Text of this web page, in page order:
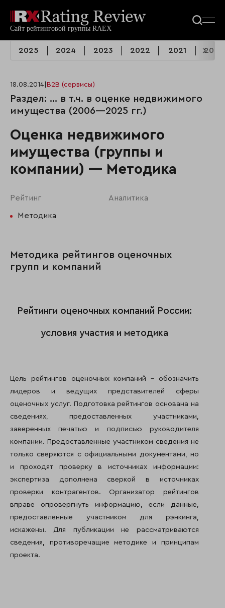
2025 2024 2023 2022 2021 2020
18.08.2014 B2B (сервисы)
Раздел: ... в т.ч. в оценке недвижимого
имущества (2006—2025 гг.)
Оценка недвижимого
имущества (группы и
компании) — Методика
Рейтинг Аналитика
Методика
Методика рейтингов оценочных
групп и компаний
Рейтинги оценочных компаний России:
условия участия и методика
Цель рейтингов оценочных компаний – обозначить
лидеров и ведущих представителей сферы
оценочных услуг. Подготовка рейтингов основана на
сведениях, предоставленных участниками,
заверенных печатью и подписью руководителя
компании. Предоставленные участником сведения не
только сверяются с официальными документами, но
и проходят проверку в источниках информации:
экспертиза дополнена сверкой в источниках
проверки контрагентов. Организатор рейтингов
вправе опровергнуть информацию, если данные,
предоставленные участником для рэнкинга,
искажены. Для публикации не рассматриваются
сведения, противоречащие методике и принципам
проекта.